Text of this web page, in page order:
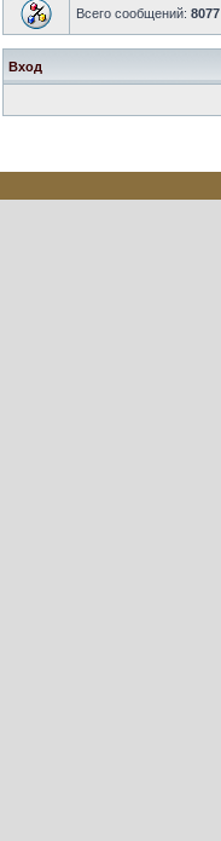
Всего сообщений: 8077
Вход